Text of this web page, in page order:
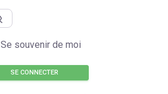
Se souvenir de moi
SE CONNECTER